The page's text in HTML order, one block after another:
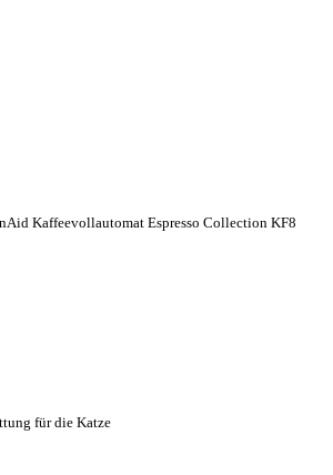
Kaffeevollautomat Espresso Collection KF8
für die Katze